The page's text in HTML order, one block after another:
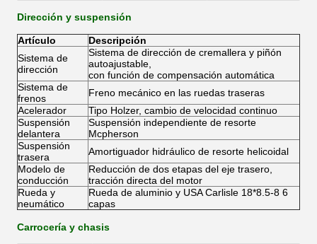
Dirección y suspensión
Artículo
Descripción
Sistema de
dirección
Sistema de dirección de cremallera y piñón
autoajustable,
con función de compensación automática
Sistema de
frenos
Freno mecánico en las ruedas traseras
Acelerador
Tipo Holzer, cambio de velocidad continuo
Suspensión
delantera
Suspensión independiente de resorte
Mcpherson
Suspensión
trasera
Amortiguador hidráulico de resorte helicoidal
Modelo de
conducción
Reducción de dos etapas del eje trasero,
tracción directa del motor
Rueda y
neumático
Rueda de aluminio y USA Carlisle 18*8.5-8 6
capas
Carrocería y chasis